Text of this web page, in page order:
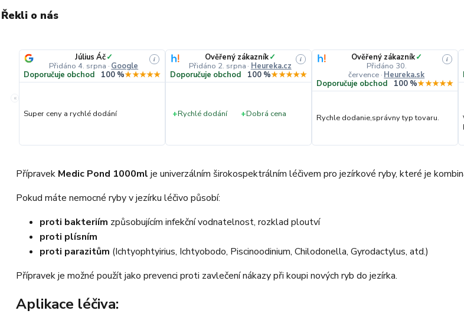
Řekli o nás
«
Július Áč✓
Přidáno 4. srpna · Google
i
Doporučuje obchod 100 %★★★★★
Super ceny a rychlé dodání
Ověřený zákazník✓
Přidáno 2. srpna · Heureka.cz
i
Doporučuje obchod 100 %★★★★★
+Rychlé dodání +Dobrá cena
Ověřený zákazník✓
Přidáno 30.
července · Heureka.sk
i
Doporučuje obchod 100 %★★★★★
Rychle dodanie,správny typ tovaru.
Přípravek Medic Pond 1000ml je univerzálním širokospektrálním léčivem pro jezírkové ryby, které je
Pokud máte nemocné ryby v jezírku léčivo působí:
proti bakteriím způsobujícím infekční vodnatelnost, rozklad ploutví
proti plísním
proti parazitům (Ichtyophtyirius, Ichtyobodo, Piscinoodinium, Chilodonella, Gyrodactylus, atd.)
Přípravek je možné použít jako prevenci proti zavlečení nákazy při koupi nových ryb do jezírka.
Aplikace léčiva: